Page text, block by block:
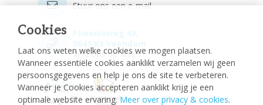
Cookies
Laat ons weten welke cookies we mogen plaatsen.
Wanneer essentiële cookies aanklikt verzamelen wij geen
persoonsgegevens en help je ons de site te verbeteren.
Wanneer je Cookies accepteren aanklikt krijg je een
optimale website ervaring. Meer over privacy & cookies.
Stuur ons een e-mail.
Vind ons op Maps.